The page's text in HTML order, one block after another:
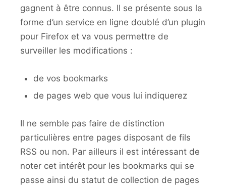
gagnent à être connus. Il se présente sous la
forme d’un service en ligne doublé d’un plugin
pour Firefox et va vous permettre de
surveiller les modifications :
de vos bookmarks
de pages web que vous lui indiquerez
Il ne semble pas faire de distinction
particulières entre pages disposant de fils
RSS ou non. Par ailleurs il est intéressant de
noter cet intérêt pour les bookmarks qui se
passe ainsi du statut de collection de pages